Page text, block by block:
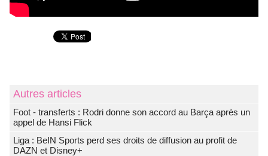
Autres articles
Foot - transferts : Rodri donne son accord au Barça après un
appel de Hansi Flick
Liga : BeIN Sports perd ses droits de diffusion au profit de
DAZN et Disney+